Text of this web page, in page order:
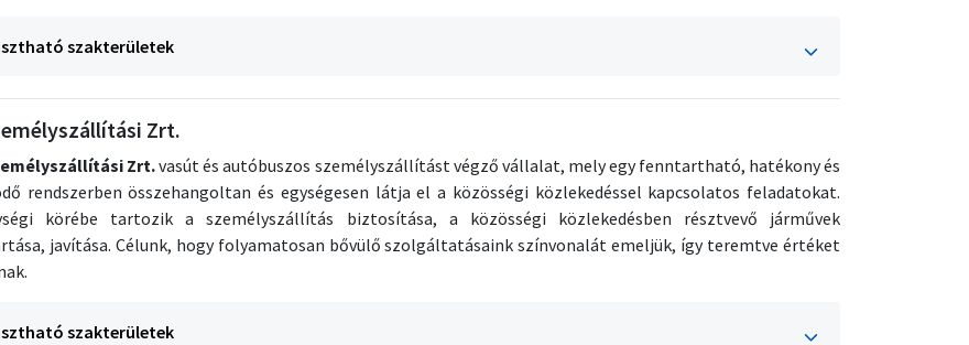
szakterületek
Zrt.
Zrt.vasút és autóbuszos személyszállítást végző vállalat, mely egy fenntartható, hatékony és
rendszerben összehangoltan és egységesen látja el a közösségi közlekedéssel kapcsolatos feladatokat.
körébe tartozik a személyszállítás biztosítása, a közösségi közlekedésben résztvevő járművek
javítása. Célunk, hogy folyamatosan bővülő szolgáltatásaink színvonalát emeljük, így teremtve értéket
szakterületek